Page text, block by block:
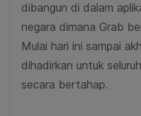
dibangun di dalam
negara dimana Grab
Mulai hari ini sampai
dihadirkan untuk
secara bertahap.